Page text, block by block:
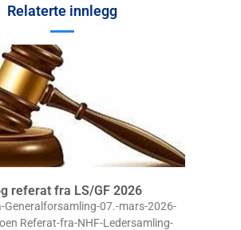
Relaterte innlegg
referat fra LS/GF 2026
Generalforsamling-07.-mars-2026-
Referat-fra-NHF-Ledersamling-